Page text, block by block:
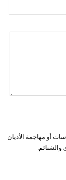
أو مهاجمة الأديان
والشتائم.